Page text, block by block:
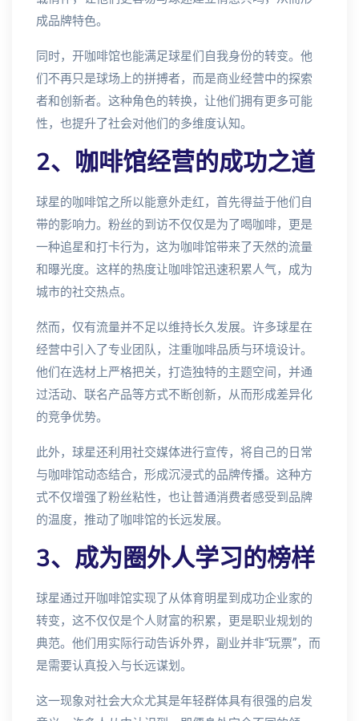
成品牌特色。
同时，开咖啡馆也能满足球星们自我身份的转变。他
们不再只是球场上的拼搏者，而是商业经营中的探索
者和创新者。这种角色的转换，让他们拥有更多可能
性，也提升了社会对他们的多维度认知。
2、咖啡馆经营的成功之道
球星的咖啡馆之所以能意外走红，首先得益于他们自
带的影响力。粉丝的到访不仅仅是为了喝咖啡，更是
一种追星和打卡行为，这为咖啡馆带来了天然的流量
和曝光度。这样的热度让咖啡馆迅速积累人气，成为
城市的社交热点。
然而，仅有流量并不足以维持长久发展。许多球星在
经营中引入了专业团队，注重咖啡品质与环境设计。
他们在选材上严格把关，打造独特的主题空间，并通
过活动、联名产品等方式不断创新，从而形成差异化
的竞争优势。
此外，球星还利用社交媒体进行宣传，将自己的日常
与咖啡馆动态结合，形成沉浸式的品牌传播。这种方
式不仅增强了粉丝粘性，也让普通消费者感受到品牌
的温度，推动了咖啡馆的长远发展。
3、成为圈外人学习的榜样
球星通过开咖啡馆实现了从体育明星到成功企业家的
转变，这不仅仅是个人财富的积累，更是职业规划的
典范。他们用实际行动告诉外界，副业并非“玩票”，而
是需要认真投入与长远谋划。
这一现象对社会大众尤其是年轻群体具有很强的启发